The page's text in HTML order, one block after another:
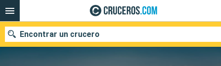
Encontrar un crucero